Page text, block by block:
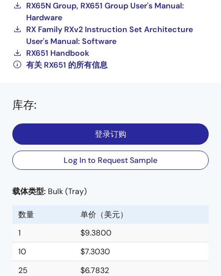
RX65N Group, RX651 Group User's Manual:
Hardware
RX Family RXv2 Instruction Set Architecture
User's Manual: Software
RX651 Handbook
有关 RX651 的所有信息
库存:
登录订购
Log In to Request Sample
载体类型: Bulk (Tray)
数量
单价（美元）
1
$9.3800
10
$7.3030
25
$6.7832